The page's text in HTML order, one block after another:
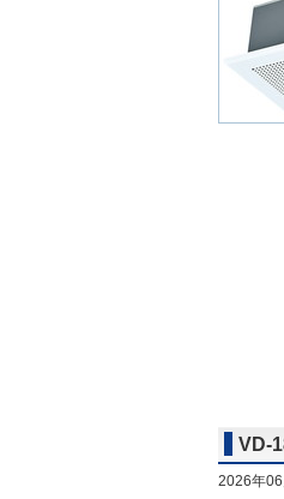
VD-
2026年06